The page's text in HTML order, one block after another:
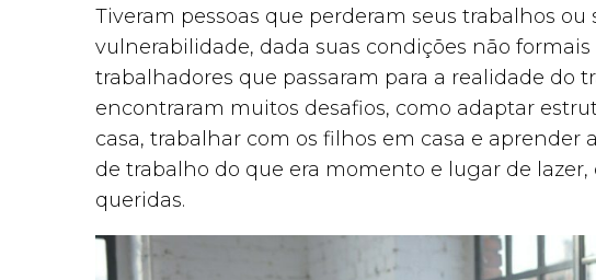
Tiveram pessoas que perderam seus trabalhos ou
vulnerabilidade, dada suas condições não
trabalhadores que passaram para a realidade do
encontraram muitos desafios, como adaptar
casa, trabalhar com os filhos em casa e aprender
de trabalho do que era momento e lugar de
queridas.